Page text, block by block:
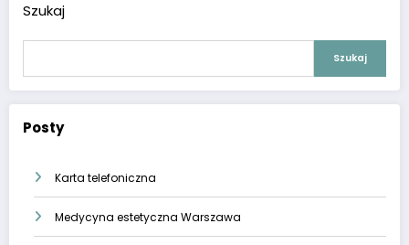
Szukaj
Szukaj
Posty
Karta telefoniczna
Medycyna estetyczna Warszawa